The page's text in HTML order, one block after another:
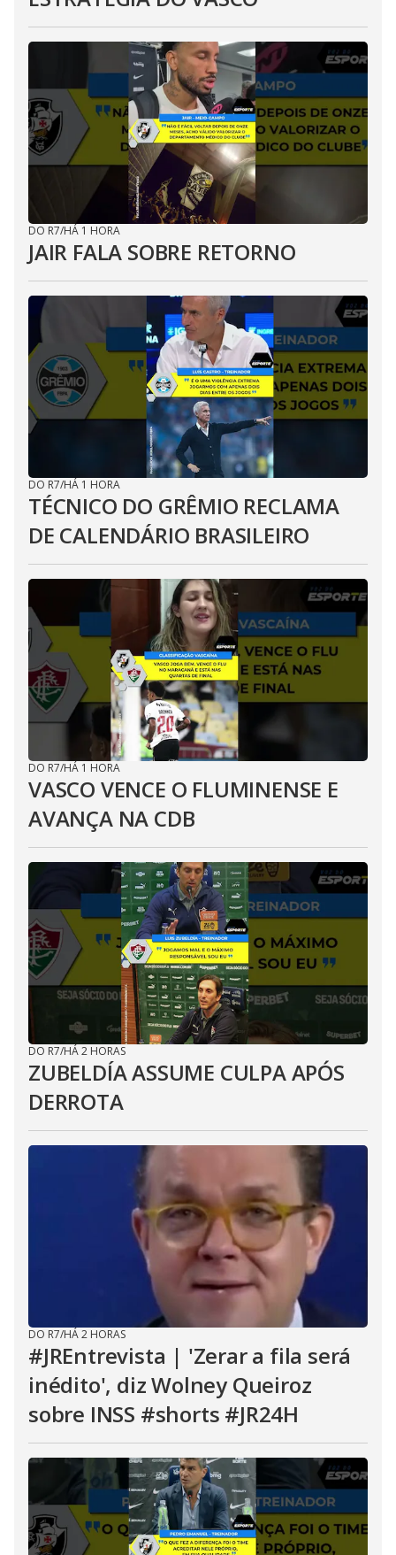
DO R7/HÁ 1 HORA
JAIR FALA SOBRE RETORNO
DO R7/HÁ 1 HORA
TÉCNICO DO GRÊMIO RECLAMA
DE CALENDÁRIO BRASILEIRO
DO R7/HÁ 1 HORA
VASCO VENCE O FLUMINENSE E
AVANÇA NA CDB
DO R7/HÁ 2 HORAS
ZUBELDÍA ASSUME CULPA APÓS
DERROTA
DO R7/HÁ 2 HORAS
#JREntrevista | 'Zerar a fila será
inédito', diz Wolney Queiroz
sobre INSS #shorts #JR24H